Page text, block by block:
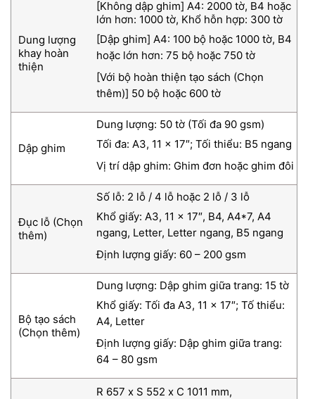
Dung lượng
khay hoàn
thiện
[Không dập ghim] A4: 2000 tờ, B4 hoặc
lớn hơn: 1000 tờ, Khổ hỗn hợp: 300 tờ
[Dập ghim] A4: 100 bộ hoặc 1000 tờ, B4
hoặc lớn hơn: 75 bộ hoặc 750 tờ
[Với bộ hoàn thiện tạo sách (Chọn
thêm)] 50 bộ hoặc 600 tờ
Dập ghim
Dung lượng: 50 tờ (Tối đa 90 gsm)
Tối đa: A3, 11 x 17″; Tối thiểu: B5 ngang
Vị trí dập ghim: Ghim đơn hoặc ghim đôi
Đục lỗ (Chọn
thêm)
Số lỗ: 2 lỗ / 4 lỗ hoặc 2 lỗ / 3 lỗ
Khổ giấy: A3, 11 x 17″, B4, A4*7, A4
ngang, Letter, Letter ngang, B5 ngang
Định lượng giấy: 60 – 200 gsm
Bộ tạo sách
(Chọn thêm)
Dung lượng: Dập ghim giữa trang: 15 tờ
Khổ giấy: Tối đa A3, 11 x 17″; Tố thiểu:
A4, Letter
Định lượng giấy: Dập ghim giữa trang:
64 – 80 gsm
R 657 x S 552 x C 1011 mm,